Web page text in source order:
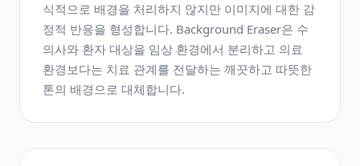
식적으로 배경을 처리하지 않지만 이미지에 대한 감
정적 반응을 형성합니다. Background Eraser은 수
의사와 환자 대상을 임상 환경에서 분리하고 의료
환경보다는 치료 관계를 전달하는 깨끗하고 따뜻한
톤의 배경으로 대체합니다.